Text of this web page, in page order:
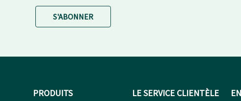
S'ABONNER
PRODUITS
LE SERVICE CLIENTÈLE